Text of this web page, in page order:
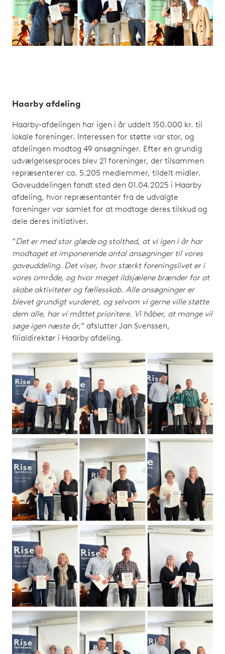
Haarby afdeling
Haarby-afdelingen har igen i år uddelt 150.000 kr. til
lokale foreninger. Interessen for støtte var stor, og
afdelingen modtog 49 ansøgninger. Efter en grundig
udvælgelsesproces blev 21 foreninger, der tilsammen
repræsenterer ca. 5.205 medlemmer, tildelt midler.
Gaveuddelingen fandt sted den 01.04.2025 i Haarby
afdeling, hvor repræsentanter fra de udvalgte
foreninger var samlet for at modtage deres tilskud og
dele deres initiativer.
”Det er med stor glæde og stolthed, at vi igen i år har
modtaget et imponerende antal ansøgninger til vores
gaveuddeling. Det viser, hvor stærkt foreningslivet er i
vores område, og hvor meget ildsjælene brænder for at
skabe aktiviteter og fællesskab. Alle ansøgninger er
blevet grundigt vurderet, og selvom vi gerne ville støtte
dem alle, har vi måttet prioritere. Vi håber, at mange vil
søge igen næste år,” afslutter Jan Svenssen,
filialdirektør i Haarby afdeling.